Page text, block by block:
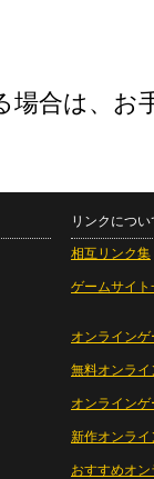
場合は、お
リンクについ
相互リンク集
ゲームサイト
オンラインゲ
無料オンライ
オンライン
新作オンライ
おすすめオ